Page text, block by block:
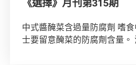
《選擇》月刊第315期
中式醬醃菜含過量防腐劑 嗜
士要留意醃菜的防腐劑含量。